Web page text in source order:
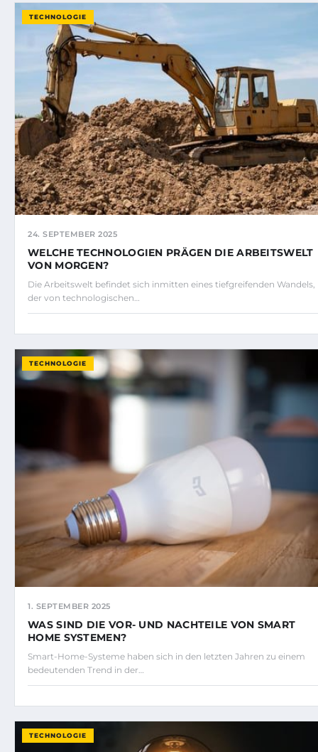
TECHNOLOGIE
24. SEPTEMBER 2025
WELCHE TECHNOLOGIEN PRÄGEN DIE ARBEITSWELT
VON MORGEN?
Die Arbeitswelt befindet sich inmitten eines tiefgreifenden Wandels,
der von technologischen…
TECHNOLOGIE
1. SEPTEMBER 2025
WAS SIND DIE VOR- UND NACHTEILE VON SMART
HOME SYSTEMEN?
Smart-Home-Systeme haben sich in den letzten Jahren zu einem
bedeutenden Trend in der…
TECHNOLOGIE